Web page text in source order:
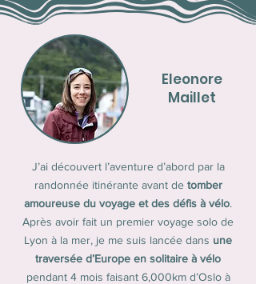
Eleonore
Maillet
J’ai découvert l’aventure d’abord par la
randonnée itinérante avant de tomber
amoureuse du voyage et des défis à vélo.
Après avoir fait un premier voyage solo de
Lyon à la mer, je me suis lancée dans une
traversée d’Europe en solitaire à vélo
pendant 4 mois faisant 6,000km d’Oslo à